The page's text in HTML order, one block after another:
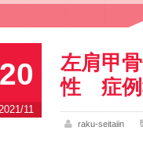
20
11
左肩甲
性 症例
raku-seitaiin